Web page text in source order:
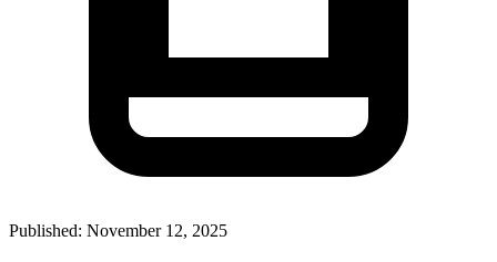
Published: November 12, 2025